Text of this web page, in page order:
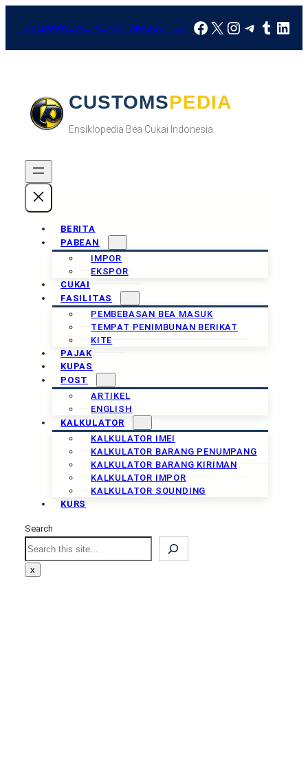
HOMEDOWNLOADFAQKONTAKABOUT US Facebook
X Instagram
CUSTOMSPEDIA
Ensiklopedia Bea Cukai Indonesia.
BERITA
PABEAN
IMPOR
EKSPOR
CUKAI
FASILITAS
PEMBEBASAN BEA MASUK
TEMPAT PENIMBUNAN BERIKAT
KITE
PAJAK
KUPAS
POST
ARTIKEL
ENGLISH
KALKULATOR
KALKULATOR IMEI
KALKULATOR BARANG PENUMPANG
KALKULATOR BARANG KIRIMAN
KALKULATOR IMPOR
KALKULATOR SOUNDING
KURS
Search
Search
x